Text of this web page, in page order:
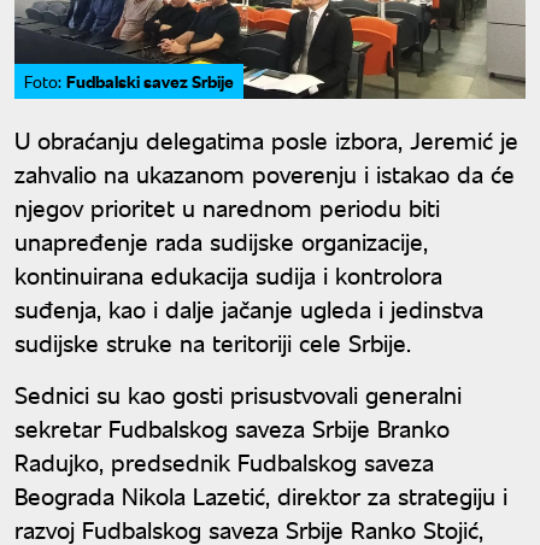
Foto: Fudbalski savez Srbije
U obraćanju delegatima posle izbora, Jeremić je
zahvalio na ukazanom poverenju i istakao da će
njegov prioritet u narednom periodu biti
unapređenje rada sudijske organizacije,
kontinuirana edukacija sudija i kontrolora
suđenja, kao i dalje jačanje ugleda i jedinstva
sudijske struke na teritoriji cele Srbije.
Sednici su kao gosti prisustvovali generalni
sekretar Fudbalskog saveza Srbije Branko
Radujko, predsednik Fudbalskog saveza
Beograda Nikola Lazetić, direktor za strategiju i
razvoj Fudbalskog saveza Srbije Ranko Stojić,